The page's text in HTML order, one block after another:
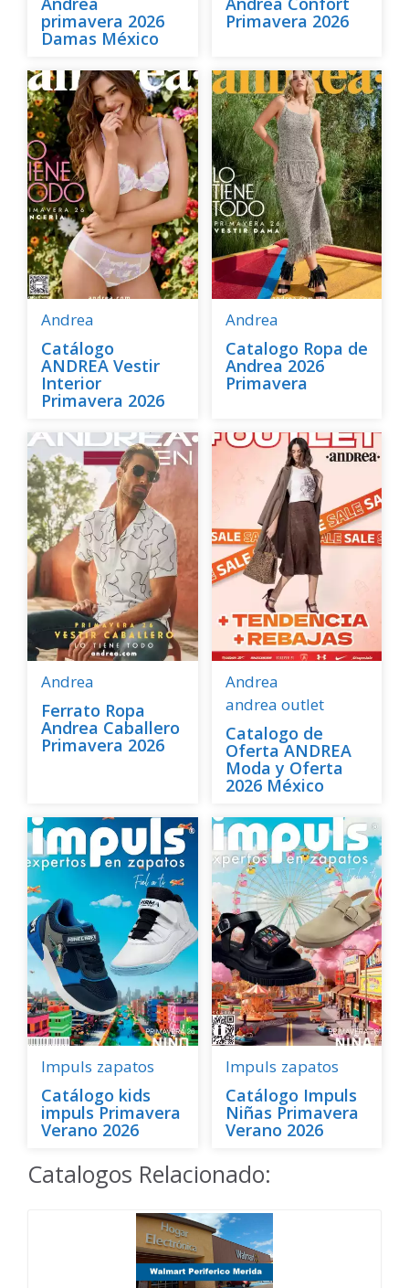
primavera 2026
Damas México
Primavera 2026
Andrea
Catálogo
ANDREA Vestir
Interior
Primavera 2026
Andrea
Catalogo Ropa de
Andrea 2026
Primavera
Andrea
Ferrato Ropa
Andrea Caballero
Primavera 2026
Andrea
andrea outlet
Catalogo de
Oferta ANDREA
Moda y Oferta
2026 México
Impuls zapatos
Catálogo kids
impuls Primavera
Verano 2026
Impuls zapatos
Catálogo Impuls
Niñas Primavera
Verano 2026
Catalogos Relacionado: